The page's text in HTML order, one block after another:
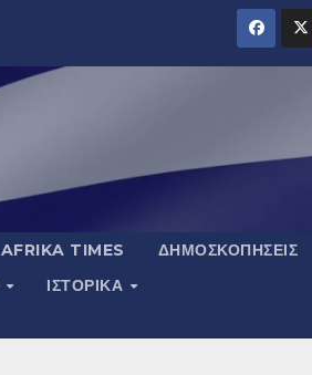
AFRIKA TIMES
ΔΗΜΟΣΚΟΠΉΣΕΙΣ
ΙΣΤΟΡΙΚΆ